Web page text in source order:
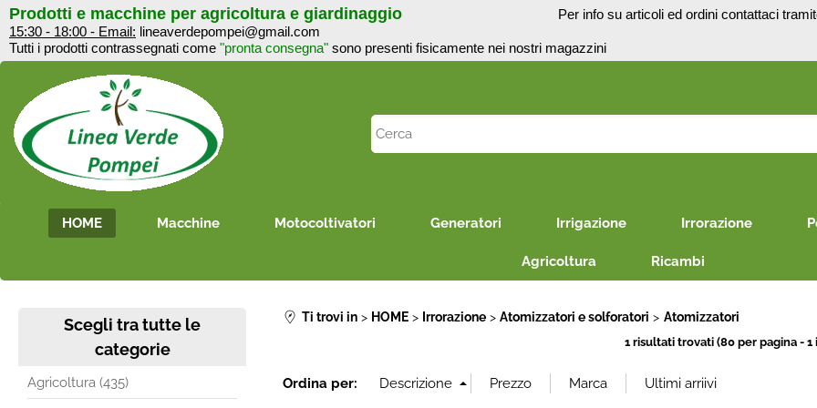
Prodotti e macchine per agricoltura e giardinaggio Per info su articoli ed ordini contattaci
15:30 - 18:00 - Email: lineaverdepompei@gmail.com
Tutti i prodotti contrassegnati come "pronta consegna" sono presenti fisicamente nei
il
poi
HOME Macchine Motocoltivatori Generatori Irrigazione Irrorazione
Agricoltura Ricambi
Scegli tra tutte le
categorie
Agricoltura (435)
Ti trovi in HOME Irrorazione Atomizzatori e solforatori Atomizzatori
1 risultati trovati (80 per pagina -
Ordina per: